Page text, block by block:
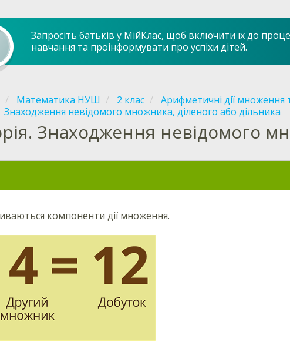
Запросіть батьків у МійКлас, щоб включити їх до
навчання та проінформувати про успіхи дітей.
Математика НУШ 2 клас
Арифметичні дії множення
Знаходження невідомого множника, діленого або дільника
Знаходження невідомого
компоненти дії множення.